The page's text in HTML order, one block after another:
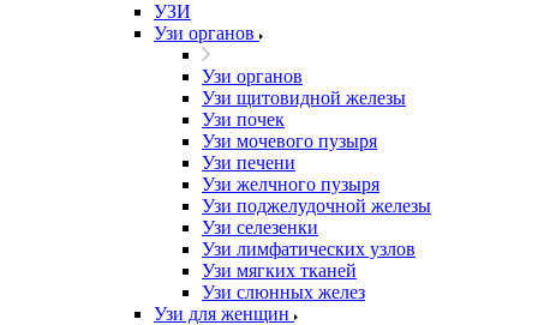
УЗИ
Узи органов
Узи органов
Узи щитовидной железы
Узи почек
Узи мочевого пузыря
Узи печени
Узи желчного пузыря
Узи поджелудочной железы
Узи селезенки
Узи лимфатических узлов
Узи мягких тканей
Узи слюнных желез
Узи для женщин